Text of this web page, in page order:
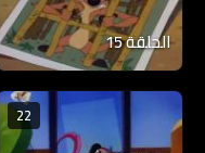
الحلقة 15
22